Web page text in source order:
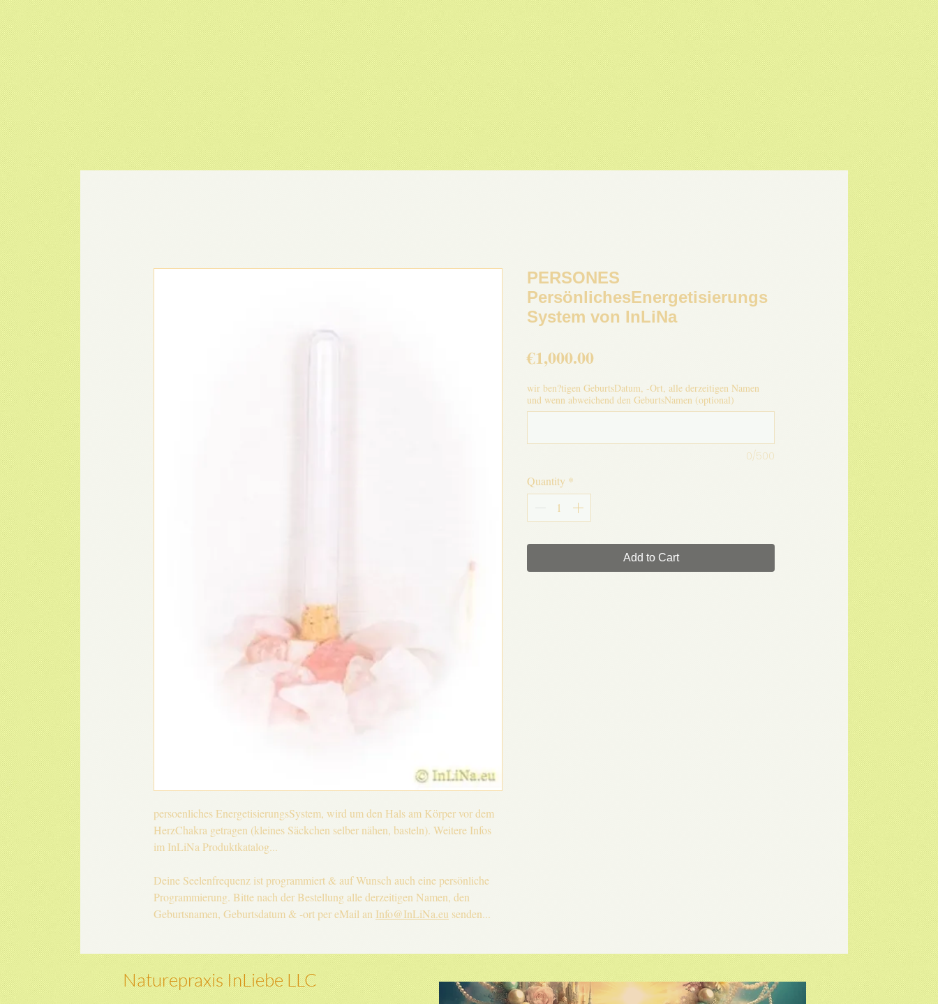
persoenliches EnergetisierungsSystem, wird um den Hals am Körper vor dem
HerzChakra getragen (kleines Säckchen selber nähen, basteln). Weitere Infos
im InLiNa Produktkatalog...
Deine Seelenfrequenz ist programmiert & auf Wunsch auch eine persönliche
Programmierung. Bitte nach der Bestellung alle derzeitigen Namen, den
Geburtsnamen, Geburtsdatum & -ort per eMail an Info@InLiNa.eu senden...
PERSONES
PersönlichesEnergetisierungs
System von InLiNa
€1,000.00Price
wir ben?tigen GeburtsDatum, -Ort, alle derzeitigen Namen
und wenn abweichend den GeburtsNamen (optional)
0/500
Quantity *
Add to Cart
Naturepraxis InLiebe LLC